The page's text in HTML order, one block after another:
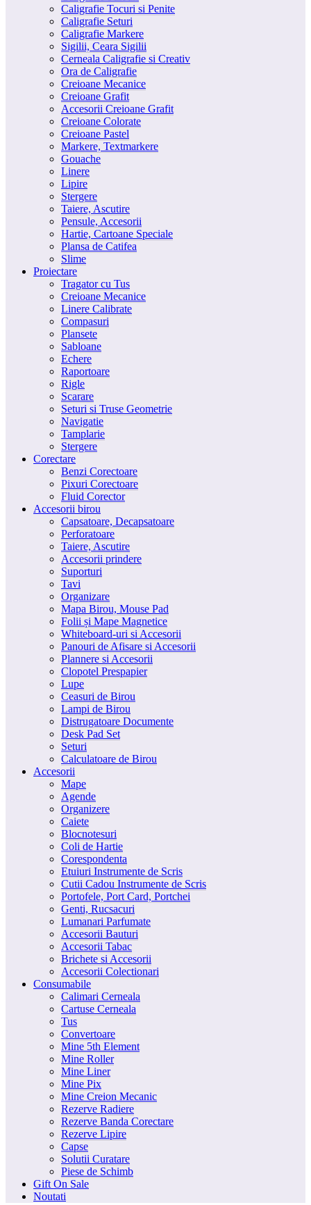
Caligrafie Tocuri si Penite
Caligrafie Seturi
Caligrafie Markere
Sigilii, Ceara Sigilii
Cerneala Caligrafie si Creativ
Ora de Caligrafie
Creioane Mecanice
Creioane Grafit
Accesorii Creioane Grafit
Creioane Colorate
Creioane Pastel
Markere, Textmarkere
Gouache
Linere
Lipire
Stergere
Taiere, Ascutire
Pensule, Accesorii
Hartie, Cartoane Speciale
Plansa de Catifea
Slime
Proiectare
Tragator cu Tus
Creioane Mecanice
Linere Calibrate
Compasuri
Plansete
Sabloane
Echere
Raportoare
Rigle
Scarare
Seturi si Truse Geometrie
Navigatie
Tamplarie
Stergere
Corectare
Benzi Corectoare
Pixuri Corectoare
Fluid Corector
Accesorii birou
Capsatoare, Decapsatoare
Perforatoare
Taiere, Ascutire
Accesorii prindere
Suporturi
Tavi
Organizare
Mapa Birou, Mouse Pad
Folii și Mape Magnetice
Whiteboard-uri si Accesorii
Panouri de Afisare si Accesorii
Plannere si Accesorii
Clopotel Prespapier
Lupe
Ceasuri de Birou
Lampi de Birou
Distrugatoare Documente
Desk Pad Set
Seturi
Calculatoare de Birou
Accesorii
Mape
Agende
Organizere
Caiete
Blocnotesuri
Coli de Hartie
Corespondenta
Etuiuri Instrumente de Scris
Cutii Cadou Instrumente de Scris
Portofele, Port Card, Portchei
Genti, Rucsacuri
Lumanari Parfumate
Accesorii Bauturi
Accesorii Tabac
Brichete si Accesorii
Accesorii Colectionari
Consumabile
Calimari Cerneala
Cartuse Cerneala
Tus
Convertoare
Mine 5th Element
Mine Roller
Mine Liner
Mine Pix
Mine Creion Mecanic
Rezerve Radiere
Rezerve Banda Corectare
Rezerve Lipire
Capse
Solutii Curatare
Piese de Schimb
Gift On Sale
Noutati